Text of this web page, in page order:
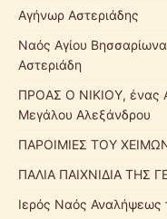
Αγήνωρ Αστεριάδης
Ναός Αγίου
Αστεριάδη
ΠΡΟΑΣ Ο ΝΙΚΙΟΥ, ένας
Μεγάλου Αλεξάνδρου
ΠΑΡΟΙΜΙΕΣ ΤΟΥ
ΠΑΛΙΑ ΠΑΙΧΝΙΔΙΑ ΤΗΣ
Ιερός Ναός Αναλήψεως